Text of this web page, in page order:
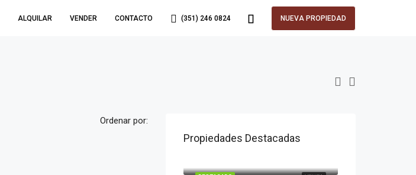
ALQUILAR VENDER CONTACTO (351) 246 0824 NUEVA PROPIEDAD
Ordenar por:
Propiedades Destacadas